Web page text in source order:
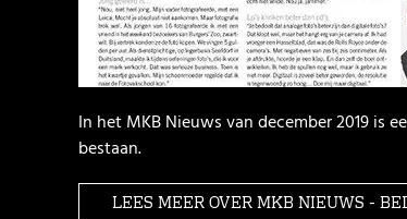
In het MKB Nieuws van december 2019 is
bestaan.
LEES MEER OVER MKB NIEUWS -